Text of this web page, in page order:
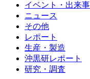
イベント・出来事
ニュース
その他
レポート
生産・製造
沖黒研レポート
研究・調査